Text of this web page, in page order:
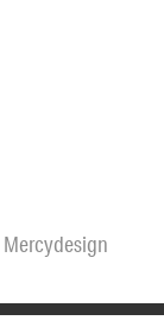
Mercydesign